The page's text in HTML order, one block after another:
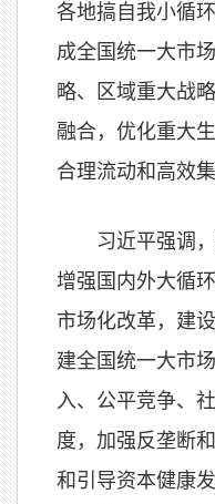
各地搞自我小循
成全国统一大市
略、区域重大战
融合，优化重大
合理流动和高效
习近平强调
增强国内外大循
市场化改革，建
建全国统一大市
入、公平竞争、
度，加强反垄断
和引导资本健康